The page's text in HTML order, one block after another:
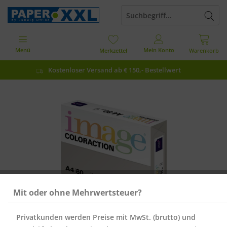
Kostenloser Versand ab € 150,- Bestellwert
Warenkorb
Merkzettel Mein Konto
Menü
Mit oder ohne Mehrwertsteuer?
Privatkunden werden Preise mit MwSt. (brutto) und